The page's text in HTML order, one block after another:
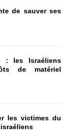
de sauver ses
: les Israéliens
de matériel
les victimes du